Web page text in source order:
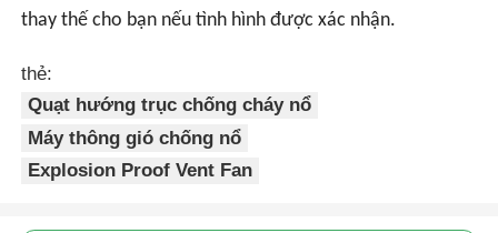
thay thế cho bạn nếu tình hình được xác nhận.
thẻ:
Quạt hướng trục chống cháy nổ
Máy thông gió chống nổ
Explosion Proof Vent Fan